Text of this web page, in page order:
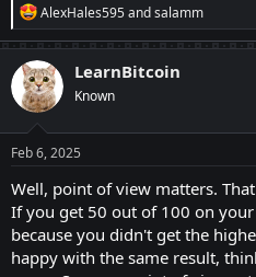
R
e
a
c
t
i
o
n
s
:
AlexHales595andsalamm
LearnBitcoin
Known
Feb 6, 2025
Well, point of view matters.
If you get 50 out of 100 on
because you didn't get the
happy with the same result,